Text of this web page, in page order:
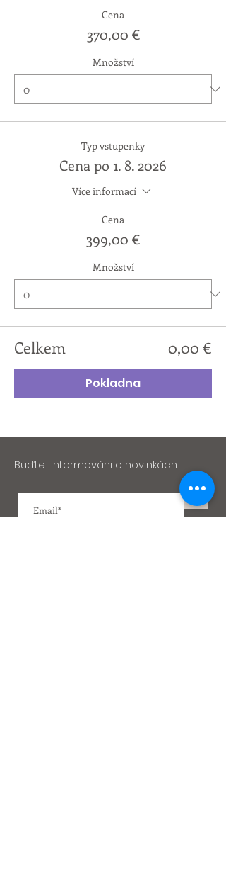
Cena
370,00 €
Množství
Typ vstupenky
Cena po 1. 8. 2026
Více informací
Cena
399,00 €
Množství
Celkem 0,00 €
Pokladna
Buďte informováni o novinkách